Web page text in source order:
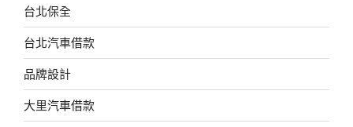
台北保全
台北汽車借款
品牌設計
大里汽車借款